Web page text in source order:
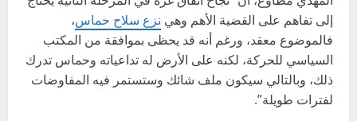
إلى تفاهم على القضية الأهم وهي نزع سلاح حماس،
فالموضوع معقد، ورغم أنه قد يحظى بموافقة من المكتب
السياسي للحركة، لكنه على الأرض له تداعياته وحماس تدرك
ذلك، وبالتالي سيكون ملف شائك وستستمر فيه المفاوضات
لفترات طويلة”.